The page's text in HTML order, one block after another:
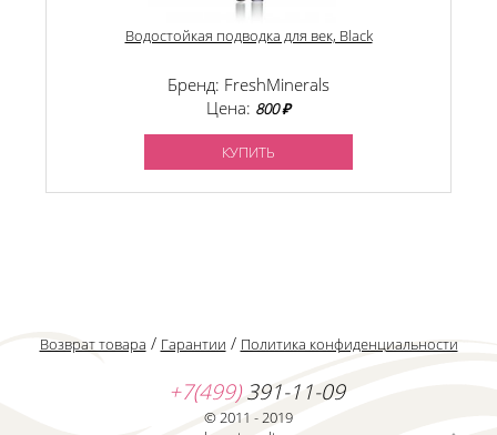
Водостойкая подводка для век, Black
Бренд: FreshMinerals
Цена: 800 ₽
КУПИТЬ
Возврат товара / Гарантии / Политика конфиденциальности
+7(499)391-11-09
© 2011 - 2019